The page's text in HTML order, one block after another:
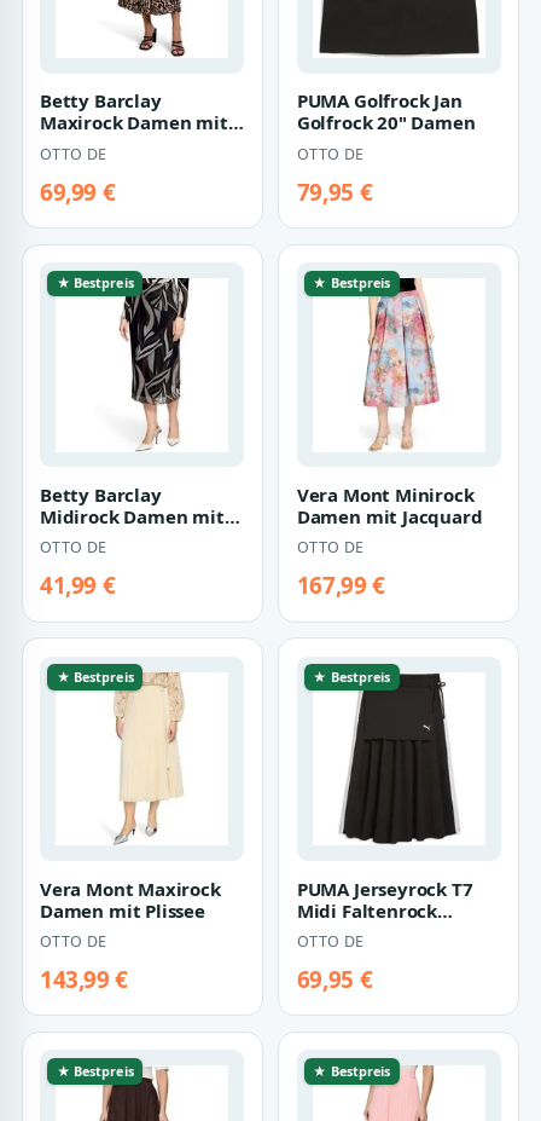
Betty Barclay
Maxirock Damen mit
Gummizug
OTTO DE
69,99 €
PUMA Golfrock Jan
Golfrock 20" Damen
OTTO DE
79,95 €
★ Bestpreis
Betty Barclay
Midirock Damen mit
Gummizug
OTTO DE
41,99 €
★ Bestpreis
Vera Mont Minirock
Damen mit Jacquard
OTTO DE
167,99 €
★ Bestpreis
Vera Mont Maxirock
Damen mit Plissee
OTTO DE
143,99 €
★ Bestpreis
PUMA Jerseyrock T7
Midi Faltenrock
Damen
OTTO DE
69,95 €
★ Bestpreis ★ Bestpreis